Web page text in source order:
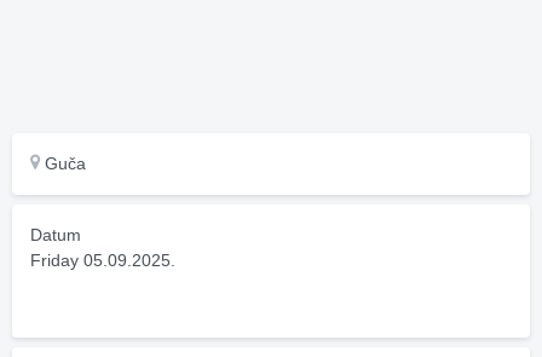
Guča
Datum
Friday 05.09.2025.